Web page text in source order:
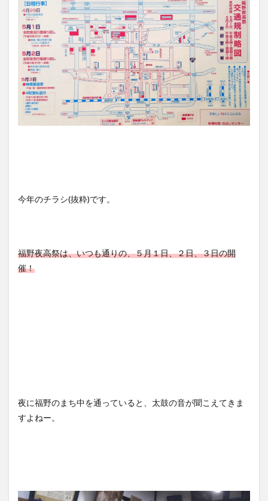
今年のチラシ(抜粋)です。
福野夜高祭は、いつも通りの、５月１日、２日、３日の開
催！
夜に福野のまち中を通っていると、太鼓の音が聞こえてきま
すよねー。